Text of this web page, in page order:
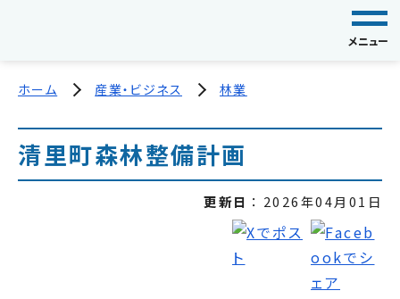
メニュー
ホーム 産業・ビジネス 林業
清里町森林整備計画
更新日 2026年04月01日